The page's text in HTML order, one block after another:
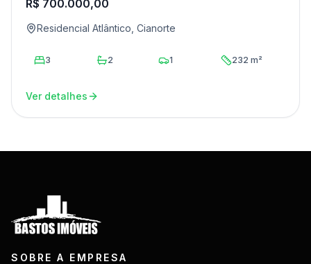
R$ 700.000,00
Residencial Atlântico, Cianorte
3 2 1 232 m²
Ver detalhes
SOBRE A EMPRESA